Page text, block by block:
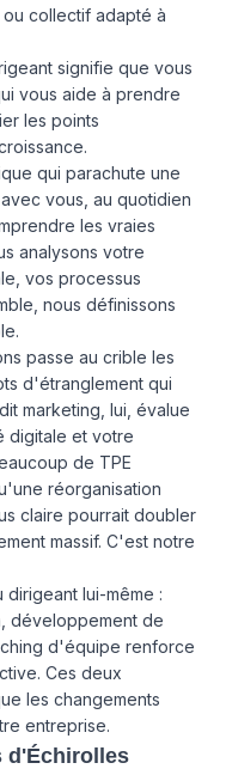
collectif adapté à
signifie que vous
vous aide à prendre
les points
qui parachute une
vous, au quotidien
les vraies
analysons votre
vos processus
nous définissons
passe au crible les
d'étranglement qui
marketing, lui, évalue
digitale et votre
de TPE
réorganisation
claire pourrait doubler
massif. C'est notre
lui-même :
développement de
d'équipe renforce
Ces deux
les changements
entreprise.
d'Échirolles